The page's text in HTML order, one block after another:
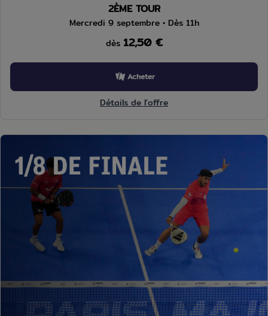
2ÈME TOUR
Mercredi 9 septembre • Dès 11h
dès 12,50 €
Acheter
Détails de l'offre